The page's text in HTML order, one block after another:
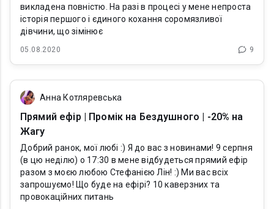
викладена повністю. На разі в процесі у мене непроста
історія першого і єдиного кохання соромязливої
дівчини, що зімінює
05.08.2020 9
Анна Котляревська
Прямий ефір | Промік на Бездушного | -20% на
Жагу
Добрий ранок, мої любі :) Я до вас з новинами! 9 серпня
(в цю неділю) о 17:30 в мене відбудеться прямий ефір
разом з моєю любою Стефанією Лін! :) Ми вас всіх
запрошуємо! Що буде на ефірі? 10 каверзних та
провокаційних питань